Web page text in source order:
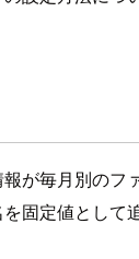
が毎月別のフ
固定値として